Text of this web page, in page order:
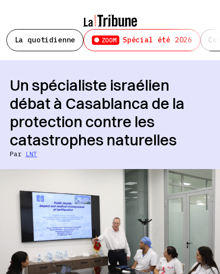
La quotidienne ZOOM Spécial été 2026
Un spécialiste israélien
débat à Casablanca de la
protection contre les
catastrophes naturelles
Par LNT